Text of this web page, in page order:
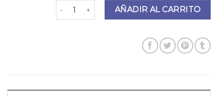
bolsos rebajas cantidadAÑADIR AL CARRITO